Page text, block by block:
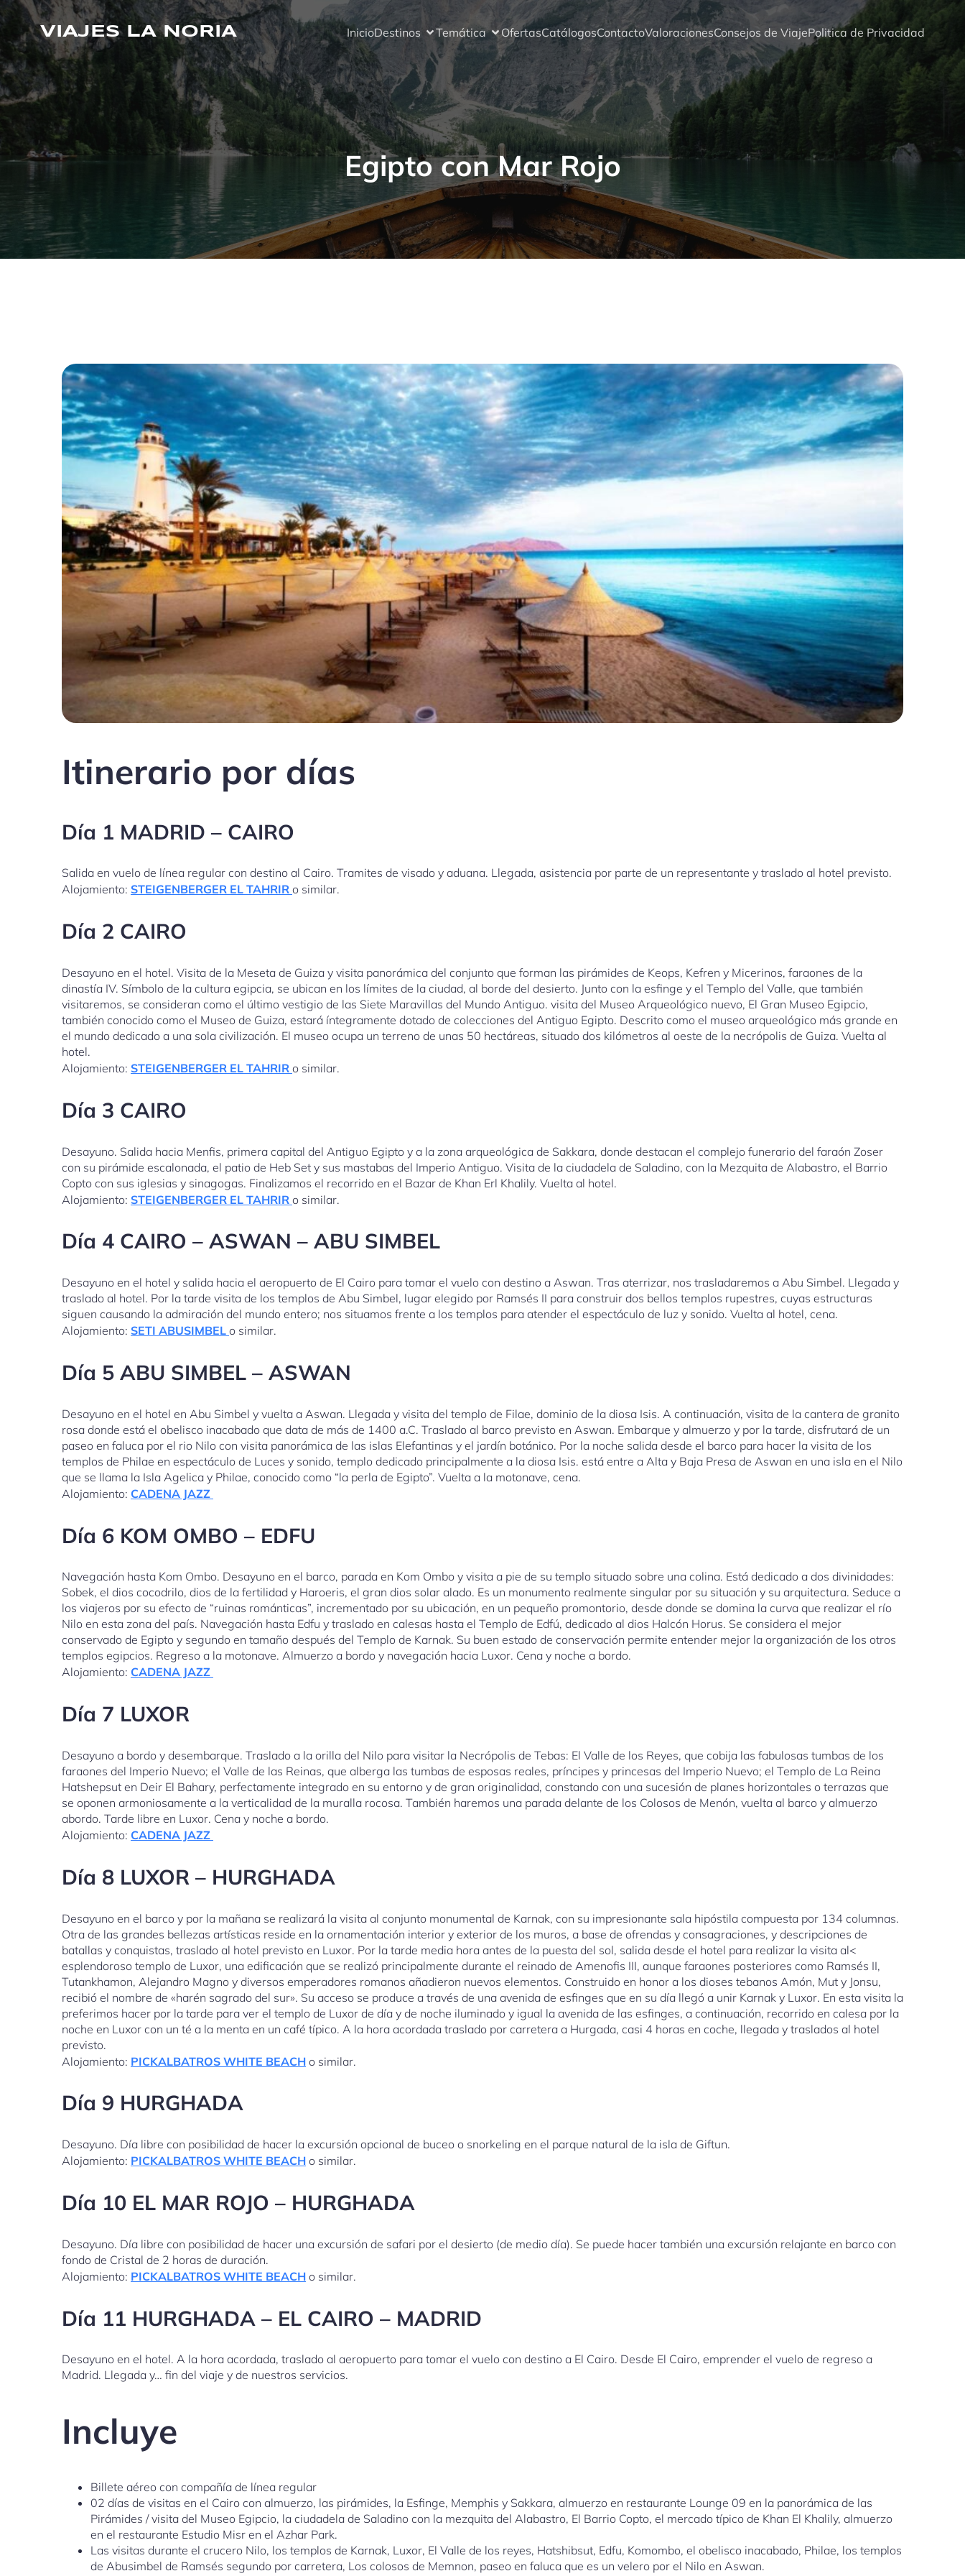
Saltar
al
contenido
VIAJES LA NORIA InicioDestinos Temática OfertasCatálogosContactoValoracionesConsejos de ViajePolitica de Privacidad
Egipto con Mar Rojo
Itinerario por días
Día 1 MADRID – CAIRO
Salida en vuelo de línea regular con destino al Cairo. Tramites de visado y aduana. Llegada, asistencia por parte de un representante y traslado al hotel previsto.
Alojamiento: STEIGENBERGER EL TAHRIR o similar.
Día 2 CAIRO
Desayuno en el hotel. Visita de la Meseta de Guiza y visita panorámica del conjunto que forman las pirámides de Keops, Kefren y Micerinos, faraones de la
dinastía IV. Símbolo de la cultura egipcia, se ubican en los límites de la ciudad, al borde del desierto. Junto con la esfinge y el Templo del Valle, que también
visitaremos, se consideran como el último vestigio de las Siete Maravillas del Mundo Antiguo. visita del Museo Arqueológico nuevo, El Gran Museo Egipcio,
también conocido como el Museo de Guiza, estará íntegramente dotado de colecciones del Antiguo Egipto. Descrito como el museo arqueológico más grande en
el mundo dedicado a una sola civilización. El museo ocupa un terreno de unas 50 hectáreas, situado dos kilómetros al oeste de la necrópolis de Guiza. Vuelta al
hotel.
Alojamiento: STEIGENBERGER EL TAHRIR o similar.
Día 3 CAIRO
Desayuno. Salida hacia Menfis, primera capital del Antiguo Egipto y a la zona arqueológica de Sakkara, donde destacan el complejo funerario del faraón Zoser
con su pirámide escalonada, el patio de Heb Set y sus mastabas del Imperio Antiguo. Visita de la ciudadela de Saladino, con la Mezquita de Alabastro, el Barrio
Copto con sus iglesias y sinagogas. Finalizamos el recorrido en el Bazar de Khan Erl Khalily. Vuelta al hotel.
Alojamiento: STEIGENBERGER EL TAHRIR o similar.
Día 4 CAIRO – ASWAN – ABU SIMBEL
Desayuno en el hotel y salida hacia el aeropuerto de El Cairo para tomar el vuelo con destino a Aswan. Tras aterrizar, nos trasladaremos a Abu Simbel. Llegada y
traslado al hotel. Por la tarde visita de los templos de Abu Simbel, lugar elegido por Ramsés II para construir dos bellos templos rupestres, cuyas estructuras
siguen causando la admiración del mundo entero; nos situamos frente a los templos para atender el espectáculo de luz y sonido. Vuelta al hotel, cena.
Alojamiento: SETI ABUSIMBEL o similar.
Día 5 ABU SIMBEL – ASWAN
Desayuno en el hotel en Abu Simbel y vuelta a Aswan. Llegada y visita del templo de Filae, dominio de la diosa Isis. A continuación, visita de la cantera de granito
rosa donde está el obelisco inacabado que data de más de 1400 a.C. Traslado al barco previsto en Aswan. Embarque y almuerzo y por la tarde, disfrutará de un
paseo en faluca por el rio Nilo con visita panorámica de las islas Elefantinas y el jardín botánico. Por la noche salida desde el barco para hacer la visita de los
templos de Philae en espectáculo de Luces y sonido, templo dedicado principalmente a la diosa Isis. está entre a Alta y Baja Presa de Aswan en una isla en el Nilo
que se llama la Isla Agelica y Philae, conocido como “la perla de Egipto”. Vuelta a la motonave, cena.
Alojamiento: CADENA JAZZ
Día 6 KOM OMBO – EDFU
Navegación hasta Kom Ombo. Desayuno en el barco, parada en Kom Ombo y visita a pie de su templo situado sobre una colina. Está dedicado a dos divinidades:
Sobek, el dios cocodrilo, dios de la fertilidad y Haroeris, el gran dios solar alado. Es un monumento realmente singular por su situación y su arquitectura. Seduce a
los viajeros por su efecto de “ruinas románticas”, incrementado por su ubicación, en un pequeño promontorio, desde donde se domina la curva que realizar el río
Nilo en esta zona del país. Navegación hasta Edfu y traslado en calesas hasta el Templo de Edfú, dedicado al dios Halcón Horus. Se considera el mejor
conservado de Egipto y segundo en tamaño después del Templo de Karnak. Su buen estado de conservación permite entender mejor la organización de los otros
templos egipcios. Regreso a la motonave. Almuerzo a bordo y navegación hacia Luxor. Cena y noche a bordo.
Alojamiento: CADENA JAZZ
Día 7 LUXOR
Desayuno a bordo y desembarque. Traslado a la orilla del Nilo para visitar la Necrópolis de Tebas: El Valle de los Reyes, que cobija las fabulosas tumbas de los
faraones del Imperio Nuevo; el Valle de las Reinas, que alberga las tumbas de esposas reales, príncipes y princesas del Imperio Nuevo; el Templo de La Reina
Hatshepsut en Deir El Bahary, perfectamente integrado en su entorno y de gran originalidad, constando con una sucesión de planes horizontales o terrazas que
se oponen armoniosamente a la verticalidad de la muralla rocosa. También haremos una parada delante de los Colosos de Menón, vuelta al barco y almuerzo
abordo. Tarde libre en Luxor. Cena y noche a bordo.
Alojamiento: CADENA JAZZ
Día 8 LUXOR – HURGHADA
Desayuno en el barco y por la mañana se realizará la visita al conjunto monumental de Karnak, con su impresionante sala hipóstila compuesta por 134 columnas.
Otra de las grandes bellezas artísticas reside en la ornamentación interior y exterior de los muros, a base de ofrendas y consagraciones, y descripciones de
batallas y conquistas, traslado al hotel previsto en Luxor. Por la tarde media hora antes de la puesta del sol, salida desde el hotel para realizar la visita al<
esplendoroso templo de Luxor, una edificación que se realizó principalmente durante el reinado de Amenofis III, aunque faraones posteriores como Ramsés II,
Tutankhamon, Alejandro Magno y diversos emperadores romanos añadieron nuevos elementos. Construido en honor a los dioses tebanos Amón, Mut y Jonsu,
recibió el nombre de «harén sagrado del sur». Su acceso se produce a través de una avenida de esfinges que en su día llegó a unir Karnak y Luxor. En esta visita la
preferimos hacer por la tarde para ver el templo de Luxor de día y de noche iluminado y igual la avenida de las esfinges, a continuación, recorrido en calesa por la
noche en Luxor con un té a la menta en un café típico. A la hora acordada traslado por carretera a Hurgada, casi 4 horas en coche, llegada y traslados al hotel
previsto.
Alojamiento: PICKALBATROS WHITE BEACH o similar.
Día 9 HURGHADA
Desayuno. Día libre con posibilidad de hacer la excursión opcional de buceo o snorkeling en el parque natural de la isla de Giftun.
Alojamiento: PICKALBATROS WHITE BEACH o similar.
Día 10 EL MAR ROJO – HURGHADA
Desayuno. Día libre con posibilidad de hacer una excursión de safari por el desierto (de medio día). Se puede hacer también una excursión relajante en barco con
fondo de Cristal de 2 horas de duración.
Alojamiento: PICKALBATROS WHITE BEACH o similar.
Día 11 HURGHADA – EL CAIRO – MADRID
Desayuno en el hotel. A la hora acordada, traslado al aeropuerto para tomar el vuelo con destino a El Cairo. Desde El Cairo, emprender el vuelo de regreso a
Madrid. Llegada y… fin del viaje y de nuestros servicios.
Incluye
Billete aéreo con compañía de línea regular
02 días de visitas en el Cairo con almuerzo, las pirámides, la Esfinge, Memphis y Sakkara, almuerzo en restaurante Lounge 09 en la panorámica de las
Pirámides / visita del Museo Egipcio, la ciudadela de Saladino con la mezquita del Alabastro, El Barrio Copto, el mercado típico de Khan El Khalily, almuerzo
en el restaurante Estudio Misr en el Azhar Park.
Las visitas durante el crucero Nilo, los templos de Karnak, Luxor, El Valle de los reyes, Hatshibsut, Edfu, Komombo, el obelisco inacabado, Philae, los templos
de Abusimbel de Ramsés segundo por carretera, Los colosos de Memnon, paseo en faluca que es un velero por el Nilo en Aswan.